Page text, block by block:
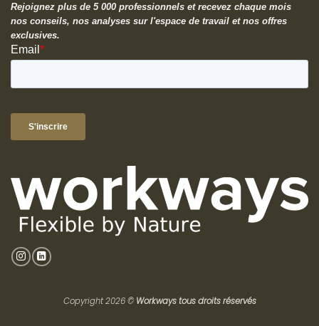
Rejoignez plus de 5 000 professionnels et recevez chaque mois
nos conseils, nos analyses sur l'espace de travail et nos offres
exclusives.
Copyright 2026 © Workways tous droits réservés